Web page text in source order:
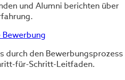
und Alumni berichten über
durch den Bewerbungsprozess
für-Schritt-Leitfaden.